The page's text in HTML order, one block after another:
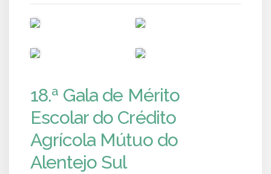
18.ª Gala de Mérito
Escolar do Crédito
Agrícola Mútuo do
Alentejo Sul